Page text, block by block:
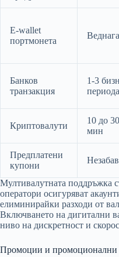
E-wallet
портмонета
Веднага
Банков
транзакция
1-3
периода
Криптовалути
10 до 30
мин
Предплатени
купони
Мултивалутната поддръжка
оператори осигуряват
елиминирайки разходи от
Включването на дигитални
ниво на дискретност и
Промоции и промоционални